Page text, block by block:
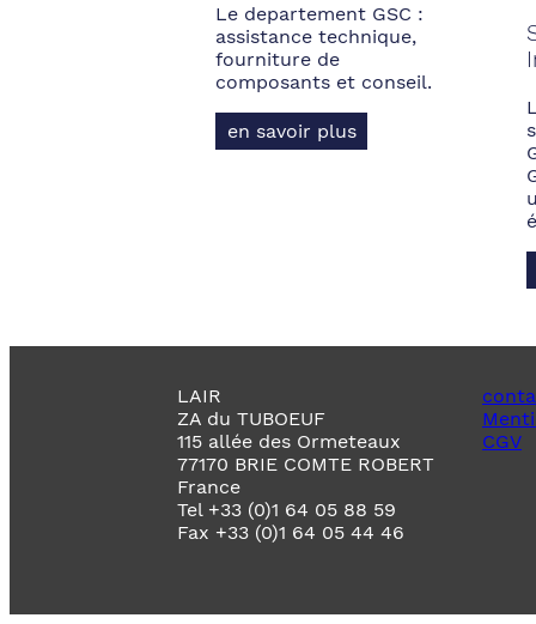
Le departement GSC :
assistance technique,
fourniture de
composants et conseil.
en savoir plus
LAIR
ZA du TUBOEUF
115 allée des Ormeteaux
77170 BRIE COMTE ROBERT
France
Tel +33 (0)1 64 05 88 59
Fax +33 (0)1 64 05 44 46
CGV